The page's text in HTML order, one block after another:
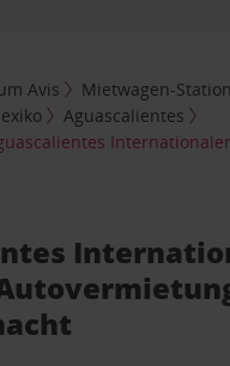
Avis
Mietwagen-
Aguascalientes
Internationaler